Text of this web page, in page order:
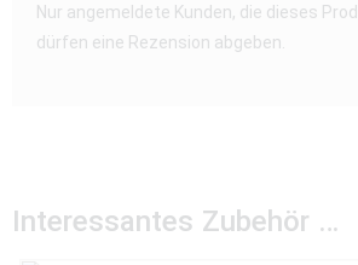
Nur angemeldete Kunden, die dieses
dürfen eine Rezension abgeben.
Interessantes Zubehör …